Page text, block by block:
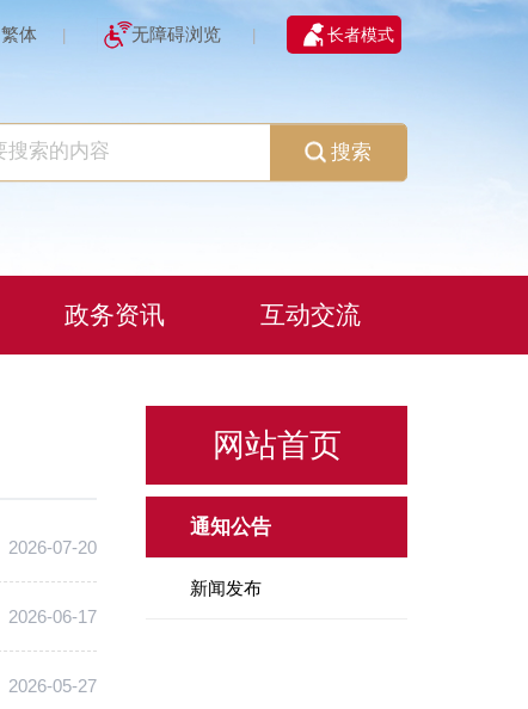
繁体 | 无障碍浏览 | 长者模式
搜索
政务资讯 互动交流
网站首页
通知公告
新闻发布
2026-07-20
2026-06-17
2026-05-27